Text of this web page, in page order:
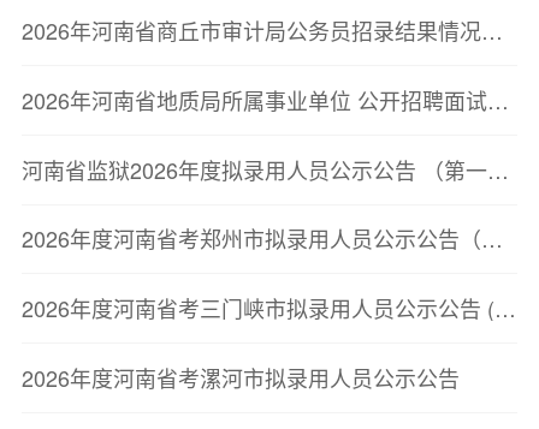
2026年河南省商丘市审计局公务员招录结果情况公示
2026年河南省地质局所属事业单位 公开招聘面试资格确认公告
河南省监狱2026年度拟录用人员公示公告 （第一批）
2026年度河南省考郑州市拟录用人员公示公告（第二批）
2026年度河南省考三门峡市拟录用人员公示公告 (第一批)
2026年度河南省考漯河市拟录用人员公示公告